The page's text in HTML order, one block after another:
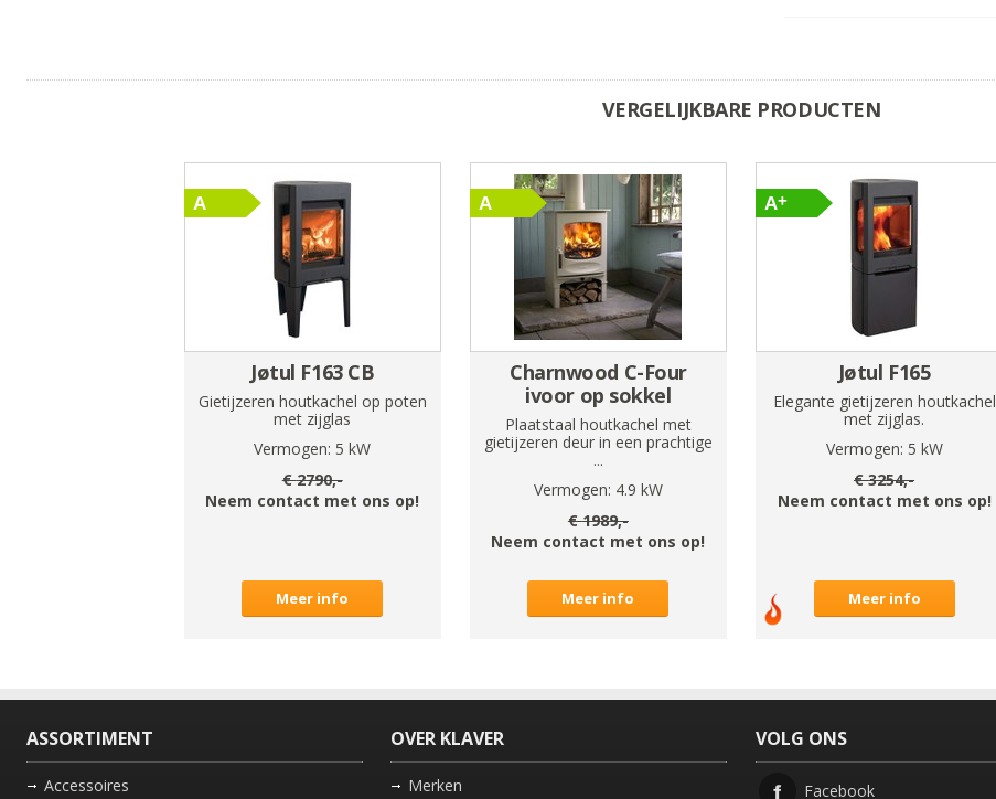
VERGELIJKBARE PRODUCTEN
Jøtul F163 CB
Gietijzeren houtkachel op poten
met zijglas
Vermogen: 5 kW
€2790,-
Neem contact met ons op!
Meer info
Charnwood C-Four
ivoor op sokkel
Plaatstaal houtkachel met
gietijzeren deur in een prachtige
...
Vermogen: 4.9 kW
€1989,-
Neem contact met ons op!
Meer info
Jøtul F165
Elegante gietijzeren houtkachel
met zijglas.
Vermogen: 5 kW
€3254,-
Neem contact met ons op!
Meer info
ASSORTIMENT
Accessoires
OVER KLAVER
Merken
VOLG ONS
Facebook